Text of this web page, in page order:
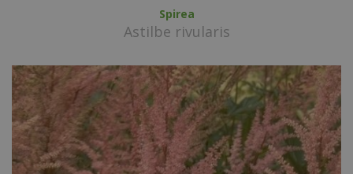
Spirea
Astilbe rivularis